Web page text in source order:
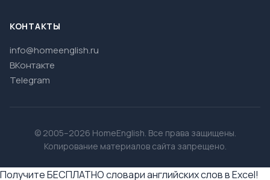
КОНТАКТЫ
info@homeenglish.ru
ВКонтакте
Telegram
© 2005–2026 HomeEnglish. Все права защищены.
Копирование материалов сайта запрещено.
Получите БЕСПЛАТНО словари английских слов в Excel!